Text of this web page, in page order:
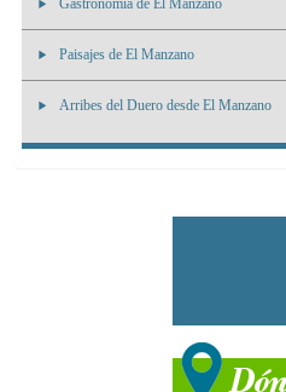
Gastronomía de El Manzano
Paisajes de El Manzano
Arribes del Duero desde El Manzano